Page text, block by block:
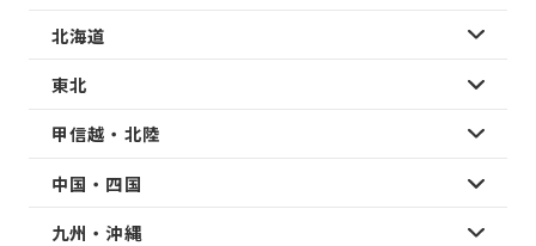
北海道
東北
甲信越・北陸
中国・四国
九州・沖縄